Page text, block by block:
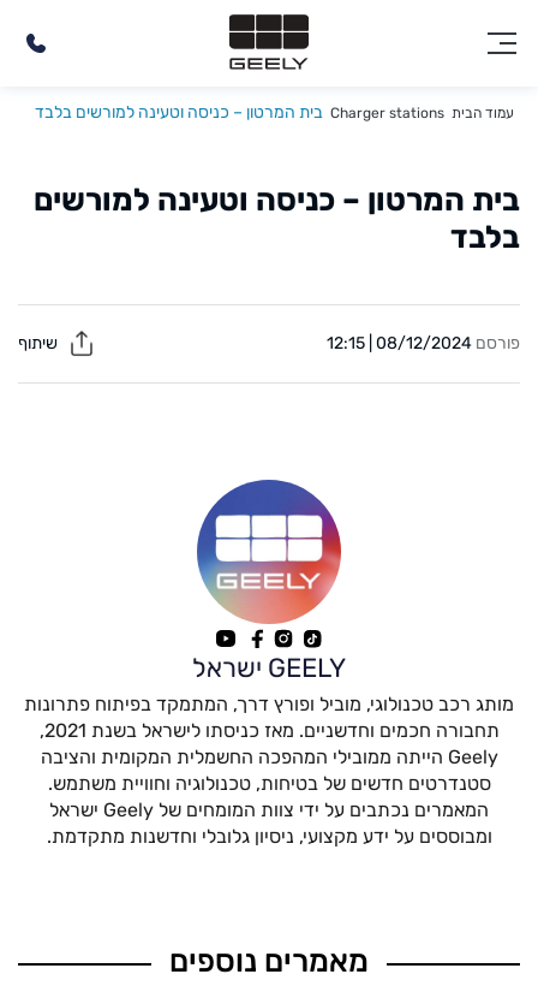
עמוד הבית Charger stations בית המרטון – כניסה וטעינה למורשים בלבד
בית המרטון – כניסה וטעינה למורשים
בלבד
פורסם 08/12/2024 | 12:15
GEELY ישראל
מותג רכב טכנולוגי, מוביל ופורץ דרך, המתמקד בפיתוח פתרונות
תחבורה חכמים וחדשניים. מאז כניסתו לישראל בשנת 2021,
Geely הייתה ממובילי המהפכה החשמלית המקומית והציבה
סטנדרטים חדשים של בטיחות, טכנולוגיה וחוויית משתמש.
המאמרים נכתבים על ידי צוות המומחים של Geely ישראל
ומבוססים על ידע מקצועי, ניסיון גלובלי וחדשנות מתקדמת.
מאמרים נוספים